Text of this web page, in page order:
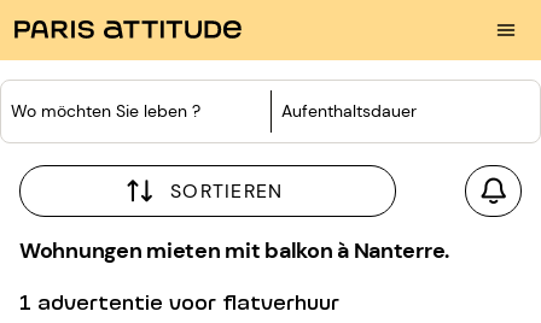
Wo möchten Sie leben ? Aufenthaltsdauer
SORTIEREN
Wohnungen mieten mit balkon à Nanterre.
1 advertentie voor flatverhuur